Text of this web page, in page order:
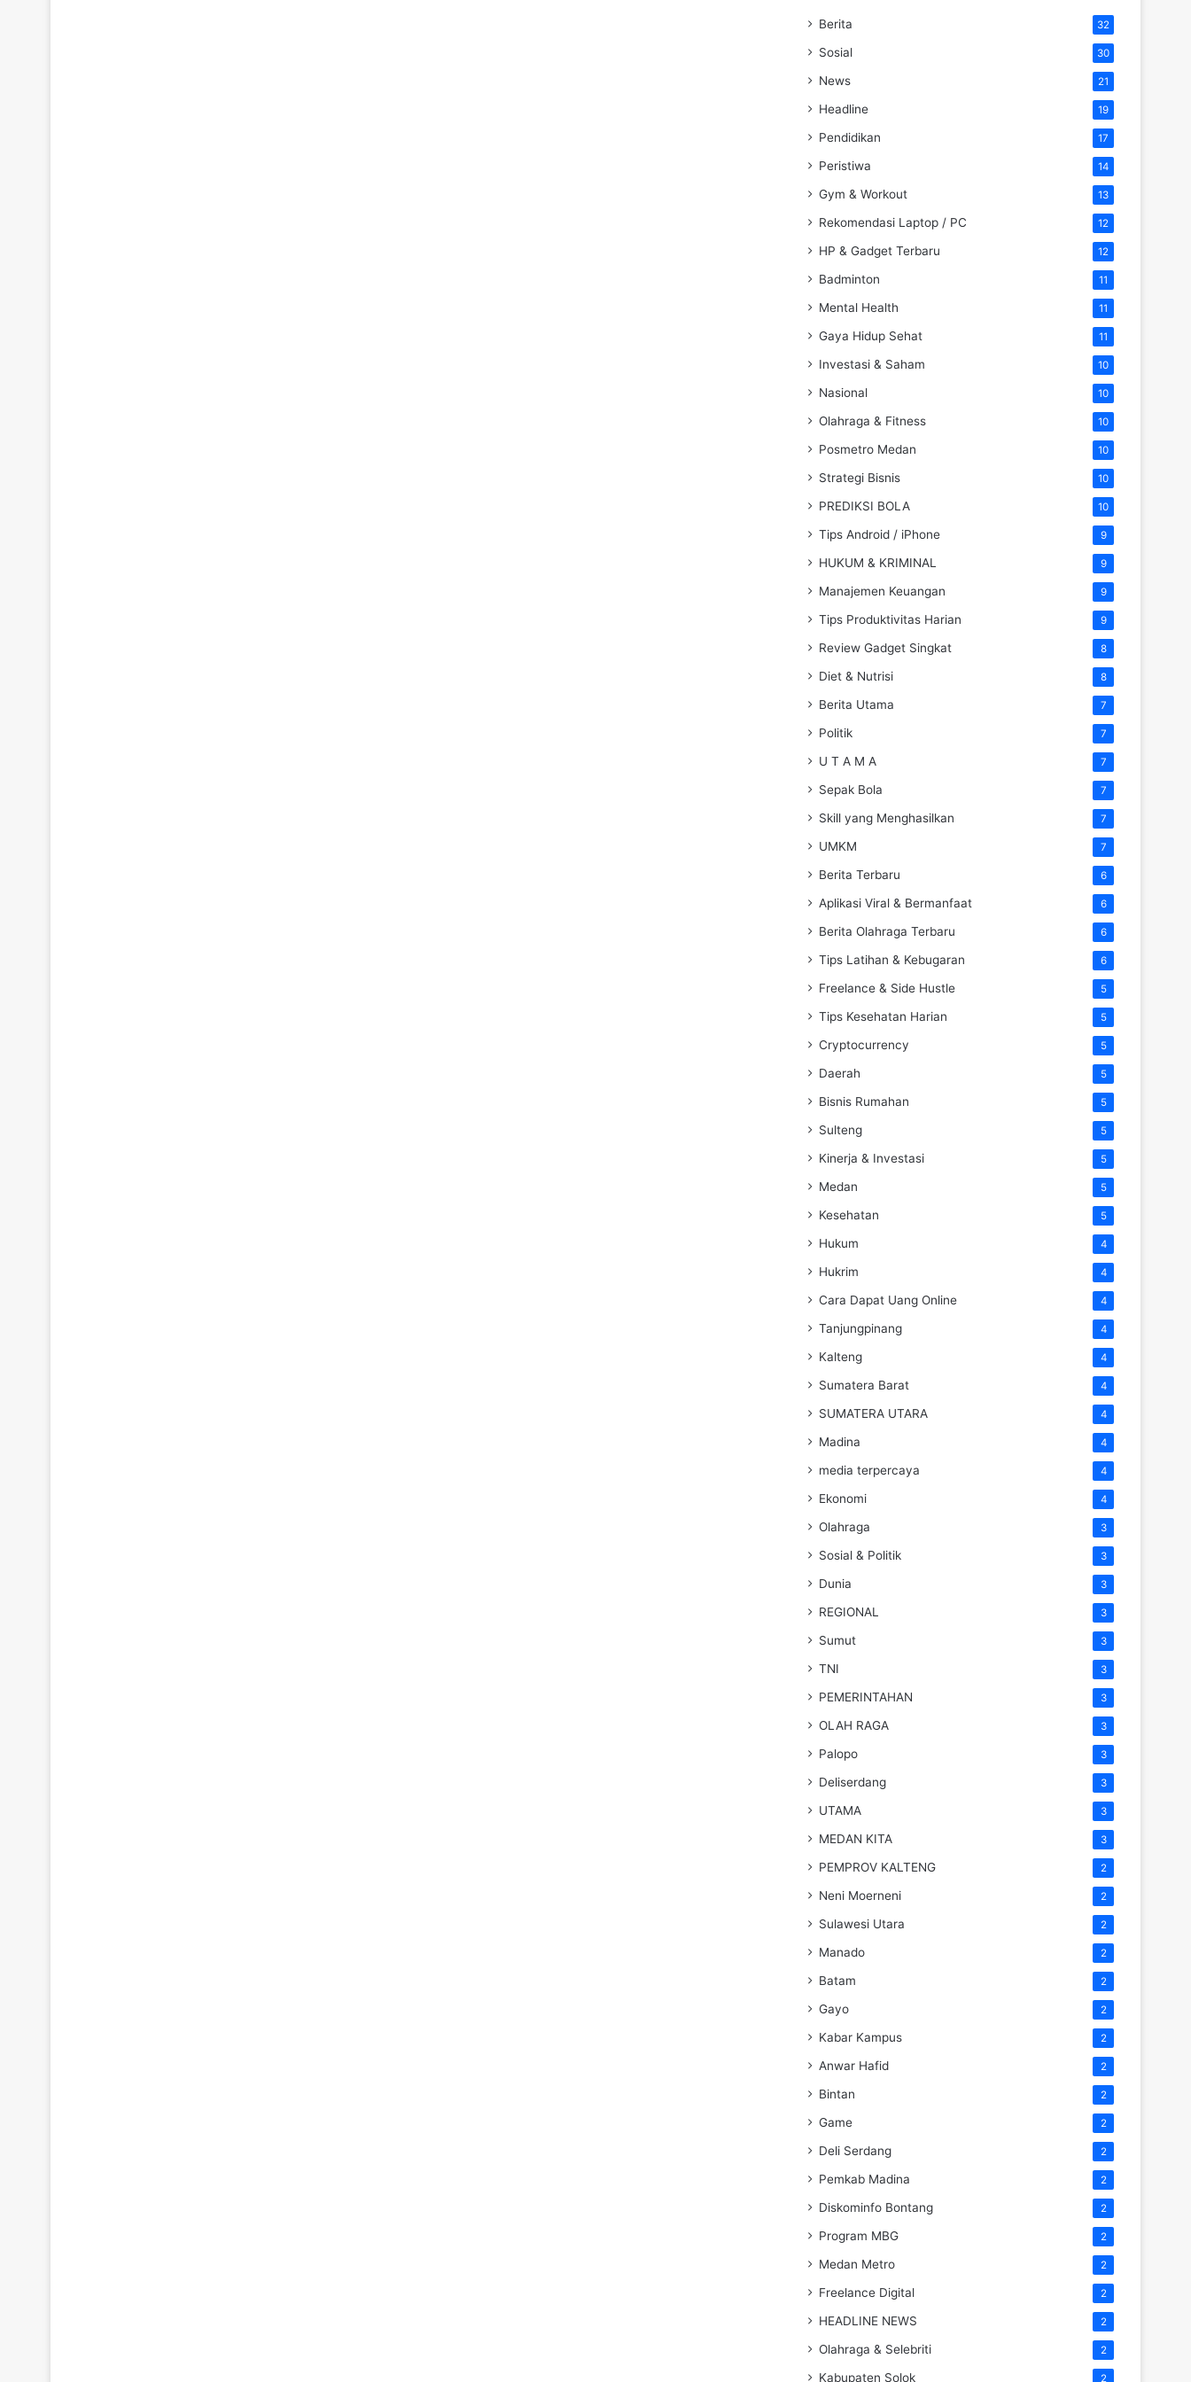
Berita 32
Sosial 30
News 21
Headline 19
Pendidikan 17
Peristiwa 14
Gym & Workout 13
Rekomendasi Laptop / PC 12
HP & Gadget Terbaru 12
Badminton 11
Mental Health 11
Gaya Hidup Sehat 11
Investasi & Saham 10
Nasional 10
Olahraga & Fitness 10
Posmetro Medan 10
Strategi Bisnis 10
PREDIKSI BOLA 10
Tips Android / iPhone 9
HUKUM & KRIMINAL 9
Manajemen Keuangan 9
Tips Produktivitas Harian 9
Review Gadget Singkat 8
Diet & Nutrisi 8
Berita Utama 7
Politik 7
U T A M A 7
Sepak Bola 7
Skill yang Menghasilkan 7
UMKM 7
Berita Terbaru 6
Aplikasi Viral & Bermanfaat 6
Berita Olahraga Terbaru 6
Tips Latihan & Kebugaran 6
Freelance & Side Hustle 5
Tips Kesehatan Harian 5
Cryptocurrency 5
Daerah 5
Bisnis Rumahan 5
Sulteng 5
Kinerja & Investasi 5
Medan 5
Kesehatan 5
Hukum 4
Hukrim 4
Cara Dapat Uang Online 4
Tanjungpinang 4
Kalteng 4
Sumatera Barat 4
SUMATERA UTARA 4
Madina 4
media terpercaya 4
Ekonomi 4
Olahraga 3
Sosial & Politik 3
Dunia 3
REGIONAL 3
Sumut 3
TNI 3
PEMERINTAHAN 3
OLAH RAGA 3
Palopo 3
Deliserdang 3
UTAMA 3
MEDAN KITA 3
PEMPROV KALTENG 2
Neni Moerneni 2
Sulawesi Utara 2
Manado 2
Batam 2
Gayo 2
Kabar Kampus 2
Anwar Hafid 2
Bintan 2
Game 2
Deli Serdang 2
Pemkab Madina 2
Diskominfo Bontang 2
Program MBG 2
Medan Metro 2
Freelance Digital 2
HEADLINE NEWS 2
Olahraga & Selebriti 2
Kabupaten Solok 2